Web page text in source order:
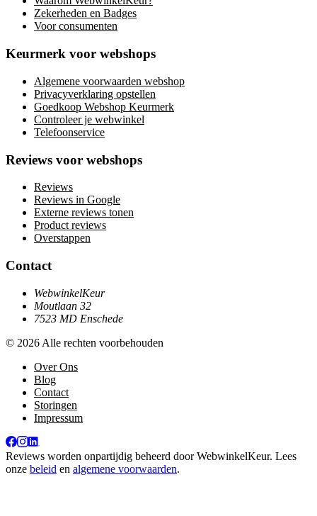
Zekerheden en Badges
Voor consumenten
Keurmerk voor webshops
Algemene voorwaarden webshop
Privacyverklaring opstellen
Goedkoop Webshop Keurmerk
Controleer je webwinkel
Telefoonservice
Reviews voor webshops
Reviews
Reviews in Google
Externe reviews tonen
Product reviews
Overstappen
Contact
WebwinkelKeur
Moutlaan 32
7523 MD Enschede
© 2026 Alle rechten voorbehouden
Over Ons
Blog
Contact
Storingen
Impressum
Reviews worden onpartijdig beheerd doorWebwinkelKeur. Lees
onze beleid en algemene voorwaarden.